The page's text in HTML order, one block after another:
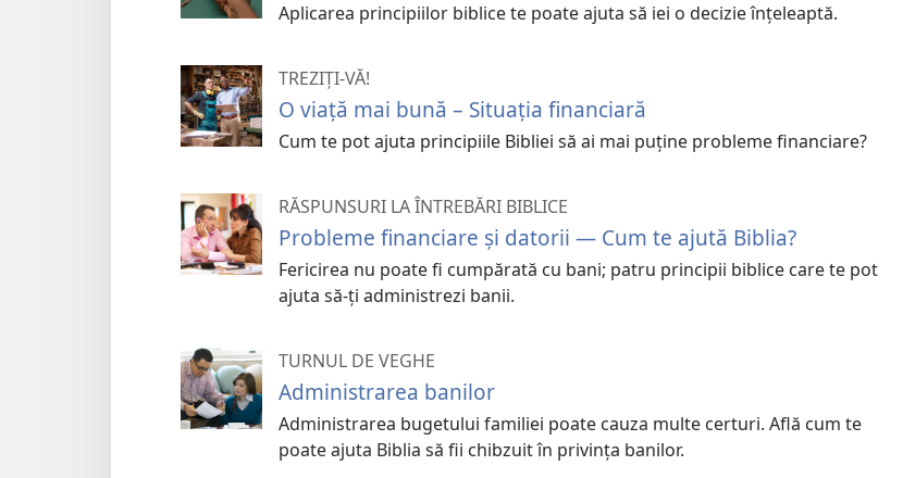
Aplicarea principiilor biblice te poate ajuta să iei o decizie înţeleaptă.
TREZIȚI-VĂ!
O viață mai bună – Situația financiară
Cum te pot ajuta principiile Bibliei să ai mai puține probleme financiare?
RĂSPUNSURI LA ÎNTREBĂRI BIBLICE
Probleme financiare și datorii — Cum te ajută Biblia?
Fericirea nu poate fi cumpărată cu bani; patru principii biblice care te pot
ajuta să-ți administrezi banii.
TURNUL DE VEGHE
Administrarea banilor
Administrarea bugetului familiei poate cauza multe certuri. Află cum te
poate ajuta Biblia să fii chibzuit în privinţa banilor.